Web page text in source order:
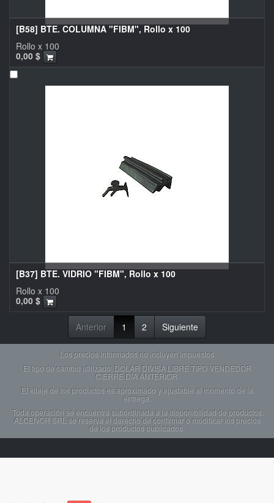
[B58] BTE. COLUMNA "FIBM", Rollo x 100
0,00 $
Rollo x 100
[B37] BTE. VIDRIO "FIBM", Rollo x 100
0,00 $
Rollo x 100
Anterior 1 2 Siguiente
Los precios informados no incluyen impuestos
El tipo de cambio utilizado: DOLAR DIVISA LIBRE TIPO VENDEDOR
CIERRE DÍA ANTERIOR.
El kilaje de los productos es aproximado y ajustable al momento de la
entrega.
Toda operación se encuentra subordinada a la disponibilidad de productos.
ALCENOR SRL se reserva el derecho de confirmar o modificar los precios
de los productos publicados.